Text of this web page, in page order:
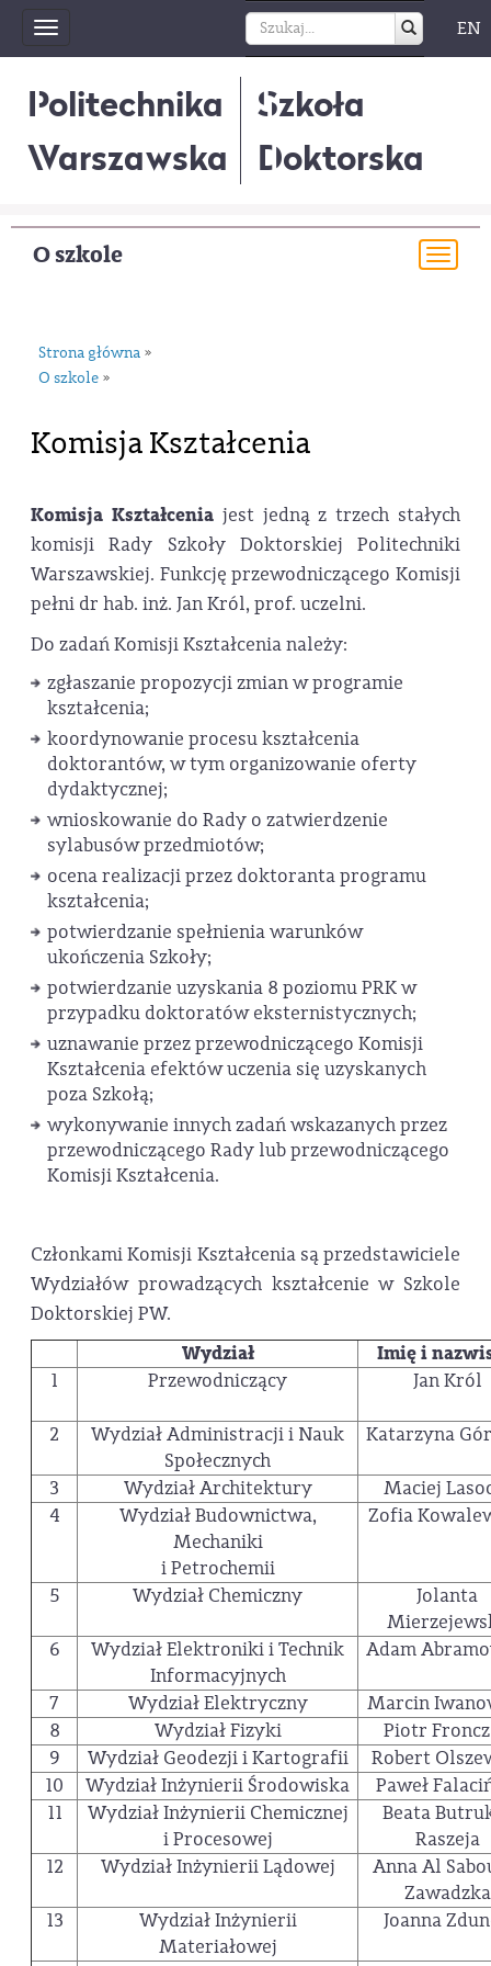
Toggle
navigation
EN
Politechnika
Warszawska
Szkoła
Doktorska
O szkole
Strona główna »
O szkole »
Komisja Kształcenia
Komisja Kształceniajest jedną z trzech stałych
komisji Rady Szkoły Doktorskiej Politechniki
Warszawskiej. Funkcję przewodniczącego Komisji
pełni dr hab. inż. Jan Król, prof. uczelni.
Do zadań Komisji Kształcenia należy:
zgłaszanie propozycji zmian w programie
kształcenia;
koordynowanie procesu kształcenia
doktorantów, w tym organizowanie oferty
dydaktycznej;
wnioskowanie do Rady o zatwierdzenie
sylabusów przedmiotów;
ocena realizacji przez doktoranta programu
kształcenia;
potwierdzanie spełnienia warunków
ukończenia Szkoły;
potwierdzanie uzyskania 8 poziomu PRK w
przypadku doktoratów eksternistycznych;
uznawanie przez przewodniczącego Komisji
Kształcenia efektów uczenia się uzyskanych
poza Szkołą;
wykonywanie innych zadań wskazanych przez
przewodniczącego Rady lub przewodniczącego
Komisji Kształcenia.
Członkami Komisji Kształcenia są przedstawiciele
Wydziałów prowadzących kształcenie w Szkole
Doktorskiej PW.
Wydział
Imię i
1
Przewodniczący Jan Król
2
Wydział Administracji i Nauk
Społecznych
Katarzyna
3 Wydział Architektury
Maciej
4
Wydział Budownictwa,
Mechaniki
i Petrochemii
Zofia
5 Wydział Chemiczny
Jolanta
6
Wydział Elektroniki i Technik
Informacyjnych
Adam
7 Wydział Elektryczny
Marcin
8
Wydział Fizyki
Piotr
9
Wydział Geodezji i Kartografii
Robert
10
Wydział Inżynierii Środowiska
Paweł
11
Wydział Inżynierii Chemicznej
i Procesowej
Beata
Raszeja
12
Wydział Inżynierii Lądowej
Anna Al
Zawadzka
13
Wydział Inżynierii
Materiałowej
Joanna